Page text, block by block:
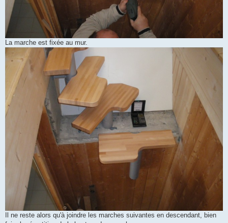
La marche est fixée au mur.
Il ne reste alors qu'à joindre les marches suivantes en descendant, bien